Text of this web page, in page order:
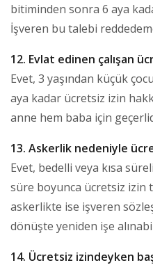
bitiminden sonra 6 aya
İşveren bu talebi
12. Evlat edinen çalışan
Evet, 3 yaşından küçük
aya kadar ücretsiz izin
anne hem baba için
13. Askerlik nedeniyle
Evet, bedelli veya kısa
süre boyunca ücretsiz izin
askerlikte ise işveren
dönüşte yeniden işe
14. Ücretsiz izindeyken